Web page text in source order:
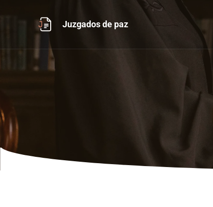
Juzgados de paz